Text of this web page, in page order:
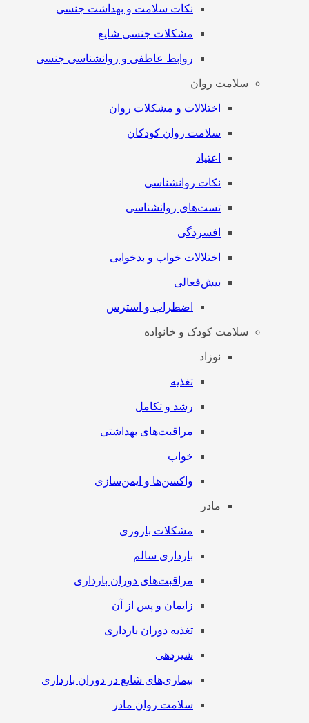
نکات سلامت و بهداشت جنسی
مشکلات جنسی شایع
روابط عاطفی و روانشناسی جنسی
سلامت روان
اختلالات و مشکلات روان
سلامت روان کودکان
اعتیاد
نکات روانشناسی
تست‌های روانشناسی
افسردگی
اختلالات خواب و بدخوابی
بیش‌فعالی
اضطراب و استرس
سلامت کودک و خانواده
نوزاد
تغذیه
رشد و تکامل
مراقبت‌های بهداشتی
خواب
واکسن‌ها و ایمن‌سازی
مادر
مشکلات باروری
بارداری سالم
مراقبت‌های دوران بارداری
زایمان و پس از آن
تغذیه دوران بارداری
شیردهی
بیماری‌های شایع در دوران بارداری
سلامت روان مادر